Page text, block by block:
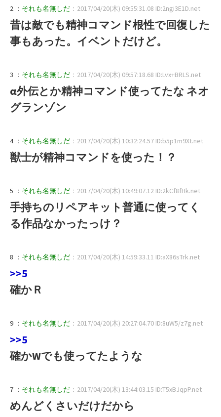
2 ： それも名無しだ ：2017/04/20(木) 09:55:31.08 ID:2ngi3E1D.net
昔は敵でも精神コマンド根性で回復した
事もあった。イベントだけど。
3 ： それも名無しだ ：2017/04/20(木) 09:57:18.68 ID:Lvx+BRLS.net
α外伝とか精神コマンド使ってたな ネオ
グランゾン
4 ： それも名無しだ ：2017/04/20(木) 10:32:24.57 ID:b5p1m9Xt.net
獣士が精神コマンドを使った！？
5 ： それも名無しだ ：2017/04/20(木) 10:49:07.12 ID:2kCf8fHk.net
手持ちのリペアキット普通に使ってく
る作品なかったっけ？
8 ： それも名無しだ ：2017/04/20(木) 14:59:33.11 ID:aX86sTrk.net
>>5
確かＲ
9 ： それも名無しだ ：2017/04/20(木) 20:27:04.70 ID:8uW5/z7g.net
>>5
確かWでも使ってたような
7 ： それも名無しだ ：2017/04/20(木) 13:44:03.15 ID:T5xBJqpP.net
めんどくさいだけだから